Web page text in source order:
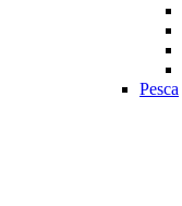
Pesca